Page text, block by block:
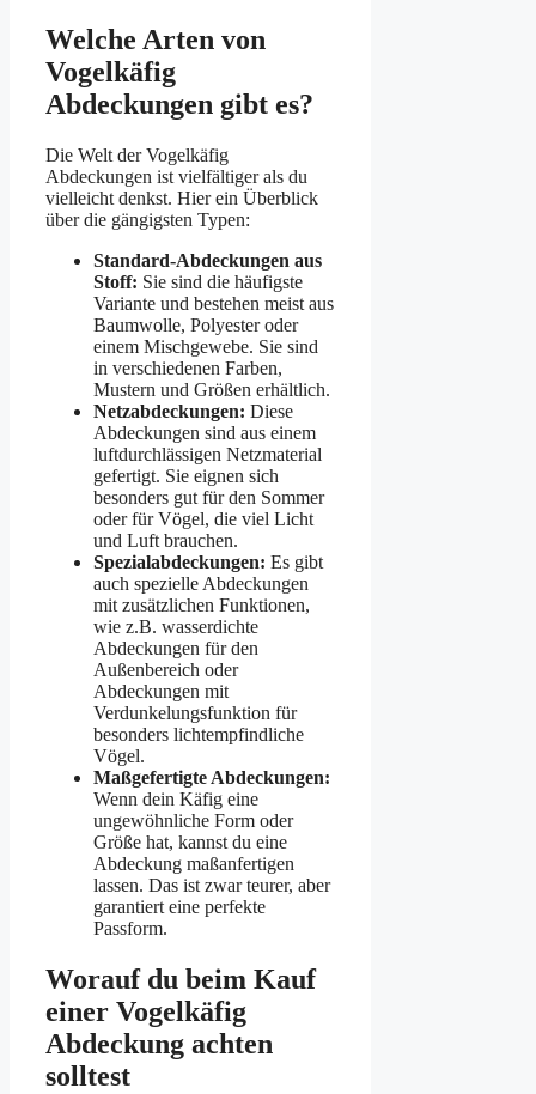
Welche Arten von
Vogelkäfig
Abdeckungen gibt es?
Die Welt der Vogelkäfig
Abdeckungen ist vielfältiger als du
vielleicht denkst. Hier ein Überblick
über die gängigsten Typen:
Standard-Abdeckungen aus
Stoff: Sie sind die häufigste
Variante und bestehen meist aus
Baumwolle, Polyester oder
einem Mischgewebe. Sie sind
in verschiedenen Farben,
Mustern und Größen erhältlich.
Netzabdeckungen: Diese
Abdeckungen sind aus einem
luftdurchlässigen Netzmaterial
gefertigt. Sie eignen sich
besonders gut für den Sommer
oder für Vögel, die viel Licht
und Luft brauchen.
Spezialabdeckungen: Es gibt
auch spezielle Abdeckungen
mit zusätzlichen Funktionen,
wie z.B. wasserdichte
Abdeckungen für den
Außenbereich oder
Abdeckungen mit
Verdunkelungsfunktion für
besonders lichtempfindliche
Vögel.
Maßgefertigte Abdeckungen:
Wenn dein Käfig eine
ungewöhnliche Form oder
Größe hat, kannst du eine
Abdeckung maßanfertigen
lassen. Das ist zwar teurer, aber
garantiert eine perfekte
Passform.
Worauf du beim Kauf
einer Vogelkäfig
Abdeckung achten
solltest